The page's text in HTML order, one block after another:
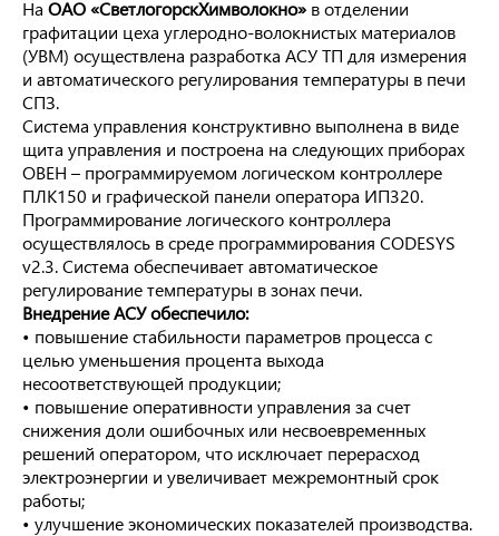
На ОАО «СветлогорскХимволокно» в отделении
графитации цеха углеродно-волокнистых материалов
(УВМ) осуществлена разработка АСУ ТП для измерения
и автоматического регулирования температуры в печи
СПЗ.
Система управления конструктивно выполнена в виде
щита управления и построена на следующих приборах
ОВЕН – программируемом логическом контроллере
ПЛК150 и графической панели оператора ИП320.
Программирование логического контроллера
осуществлялось в среде программирования CODESYS
v2.3. Система обеспечивает автоматическое
регулирование температуры в зонах печи.
Внедрение АСУ обеспечило:
• повышение стабильности параметров процесса с
целью уменьшения процента выхода
несоответствующей продукции;
• повышение оперативности управления за счет
снижения доли ошибочных или несвоевременных
решений оператором, что исключает перерасход
электроэнергии и увеличивает межремонтный срок
работы;
• улучшение экономических показателей производства.